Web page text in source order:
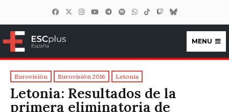
ESCplus España
MENU
Eurovisión Eurovisión 2016 Letonia
Letonia: Resultados de la
primera eliminatoria de